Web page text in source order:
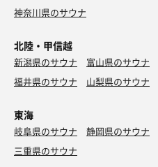
神奈川県のサウナ
北陸・甲信越
新潟県のサウナ 富山県のサウナ
福井県のサウナ
山梨県のサウナ
東海
岐阜県のサウナ 静岡県のサウナ
三重県のサウナ